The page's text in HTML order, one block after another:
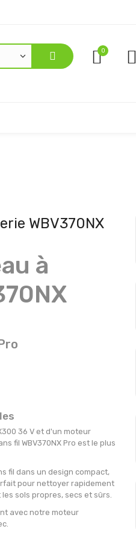
WBV370NX
à
36 V et d'un moteur
fil WBV370NX Pro est le plus
fil dans un design compact,
pour nettoyer rapidement
sols propres, secs et sûrs.
avec notre moteur